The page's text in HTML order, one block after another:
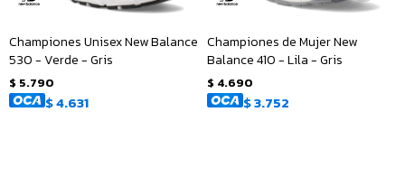
Championes Unisex New Balance
530 - Verde - Gris
$ 5.790
$4.631
Championes de Mujer New
Balance 410 - Lila - Gris
$ 4.690
$3.752